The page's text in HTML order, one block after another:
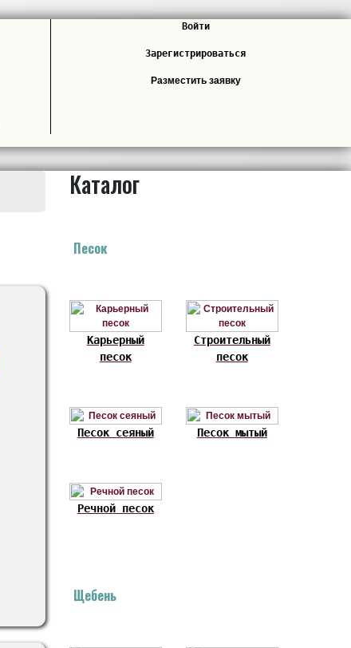
Войти
Зарегистрироваться
Разместить заявку
Каталог
Песок
Карьерный
песок
Строительный
песок
Песок сеяный Песок мытый
Речной песок
Щебень